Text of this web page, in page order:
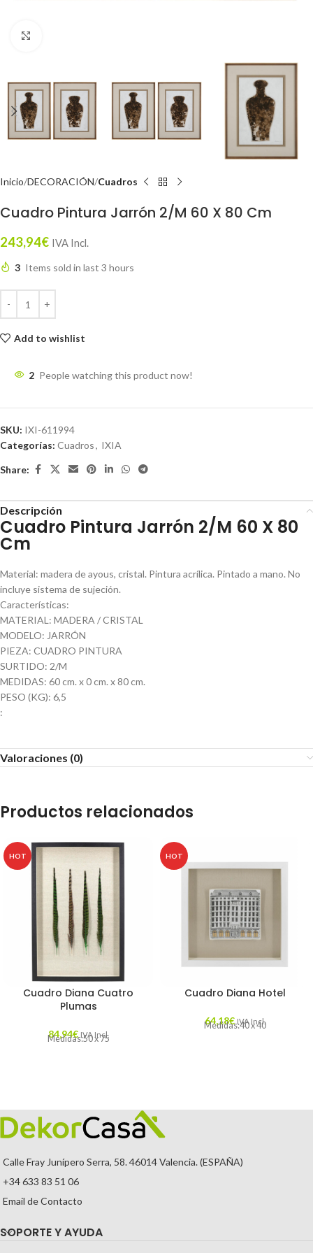
Inicio DECORACIÓN Cuadros
Cuadro Pintura Jarrón 2/M 60 X 80 Cm
243,94€ IVA Incl.
3 Items sold in last 3 hours
Add to wishlist
2 People watching this product now!
SKU: IXI-611994
Categorías: Cuadros, IXIA
Share:
Descripción
Cuadro Pintura Jarrón 2/M 60 X 80
Cm
Material: madera de ayous, cristal. Pintura acrílica. Pintado a mano. No
incluye sistema de sujeción.
Características:
MATERIAL: MADERA / CRISTAL
MODELO: JARRÓN
PIEZA: CUADRO PINTURA
SURTIDO: 2/M
MEDIDAS: 60 cm. x 0 cm. x 80 cm.
PESO (KG): 6,5
:
Valoraciones (0)
Productos relacionados
HOT
Cuadro Diana Cuatro
Plumas
84,94€ IVA Incl.
Medidas:50 x 75
HOT
Cuadro Diana Hotel
64,18€ IVA Incl.
Medidas:40 x 40
Calle Fray Junípero Serra, 58. 46014 Valencia. (ESPAÑA)
+34 633 83 51 06
Email de Contacto
SOPORTE Y AYUDA